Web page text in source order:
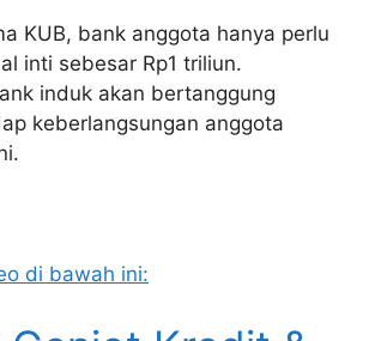
KUB, bank anggota hanya perlu
inti sebesar Rp1 triliun.
induk akan bertanggung
keberlangsungan anggota
di bawah ini: